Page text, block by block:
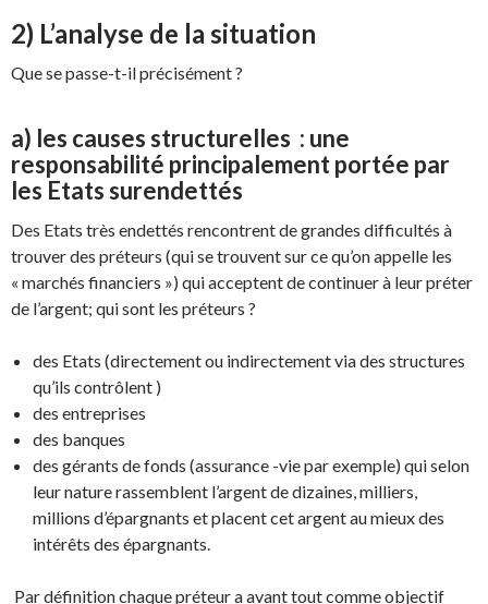
2) L’analyse de la situation
Que se passe-t-il précisément ?
a) les causes structurelles : une
responsabilité principalement portée par
les Etats surendettés
Des Etats très endettés rencontrent de grandes difficultés à
trouver des préteurs (qui se trouvent sur ce qu’on appelle les
« marchés financiers ») qui acceptent de continuer à leur préter
de l’argent; qui sont les préteurs ?
des Etats (directement ou indirectement via des structures
qu’ils contrôlent )
des entreprises
des banques
des gérants de fonds (assurance -vie par exemple) qui selon
leur nature rassemblent l’argent de dizaines, milliers,
millions d’épargnants et placent cet argent au mieux des
intérêts des épargnants.
Par définition chaque préteur a avant tout comme objectif